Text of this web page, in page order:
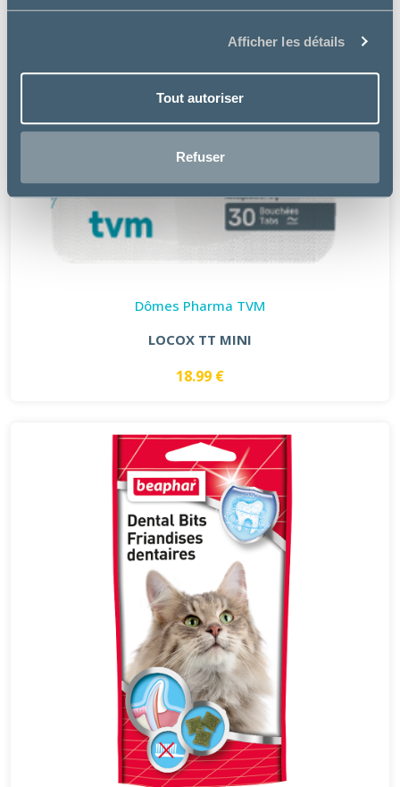
Afficher les détails
Tout autoriser
Refuser
Dômes Pharma TVM
LOCOX TT MINI
18.99 €